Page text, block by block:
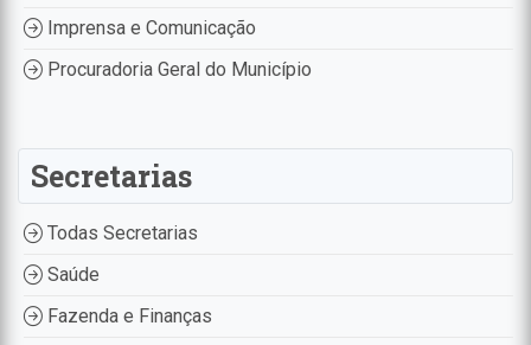
Imprensa e Comunicação
Procuradoria Geral do Município
Secretarias
Todas Secretarias
Saúde
Fazenda e Finanças